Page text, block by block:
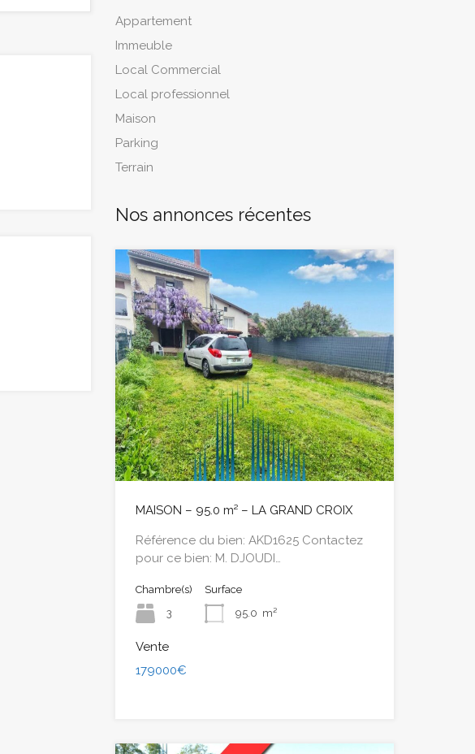
Appartement
Immeuble
Local Commercial
Local professionnel
Maison
Parking
Terrain
Nos annonces récentes
MAISON – 95.0 m² – LA GRAND CROIX
Référence du bien: AKD1625 Contactez
pour ce bien: M. DJOUDI…
Chambre(s)
3
Surface
95.0 m²
Vente
179000€